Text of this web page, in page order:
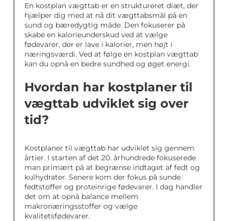
En kostplan vægttab er en struktureret diæt, der
hjælper dig med at nå dit vægttabsmål på en
sund og bæredygtig måde. Den fokuserer på
skabe en kalorieunderskud ved at vælge
fødevarer, der er lave i kalorier, men højt i
næringsværdi. Ved at følge en kostplan vægttab
kan du opnå en bedre sundhed og øget energi.
Hvordan har kostplaner til
vægttab udviklet sig over
tid?
Kostplaner til vægttab har udviklet sig gennem
årtier. I starten af det 20. århundrede fokuserede
man primært på at begrænse indtaget af fedt og
kulhydrater. Senere kom der fokus på sunde
fedtstoffer og proteinrige fødevarer. I dag handler
det om at opnå balance mellem
makronæringsstoffer og vælge
kvalitetsfødevarer.